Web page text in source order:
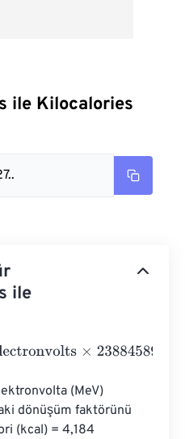
ile Kilocalories
ile
×
(MeV)
dönüşüm faktörünü
(kcal) = 4,184